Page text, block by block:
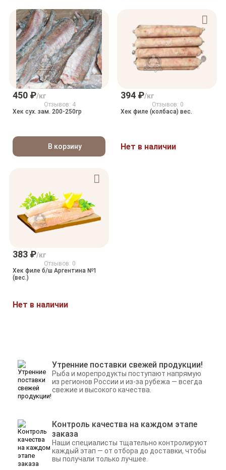
450 ₽/кг
Отзывов: 4
Хек сух. зам. 200-250гр
В корзину
394 ₽/кг
Отзывов: 0
Хек филе (колбаса) вес.
Нет в наличии
383 ₽/кг
Отзывов: 0
Хек филе б/ш Аргентина №1
(вес.)
Нет в наличии
Утренние поставки свежей продукции!
Рыба и морепродукты поступают напрямую
из регионов России и из-за рубежа — всегда
свежие и высокого качества.
Контроль качества на каждом этапе
заказа
Наши специалисты тщательно контролируют
каждый этап — от отбора до доставки, чтобы
вы получали только лучшее.